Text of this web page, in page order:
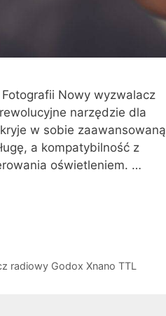
Nowy wyzwalacz
narzędzie dla
w sobie zaawansowaną
a kompatybilność z
oświetleniem. …
radiowy Godox Xnano TTL